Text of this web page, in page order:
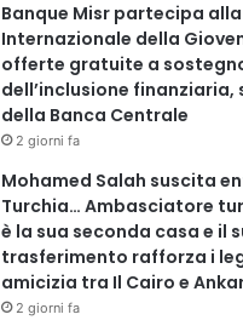
Banque Misr partecipa
Internazionale della
offerte gratuite a
dell’inclusione finanziaria,
della Banca Centrale
2 giorni fa
Mohamed Salah suscita
Turchia… Ambasciatore
è la sua seconda casa e il
trasferimento rafforza i
amicizia tra Il Cairo e
2 giorni fa